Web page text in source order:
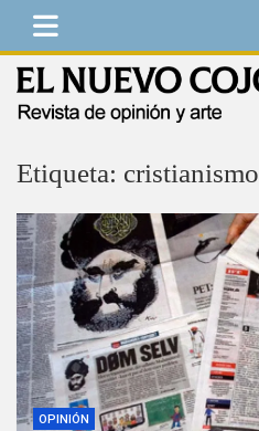
Saltar
contenido
Etiqueta: cristianismo
OPINIÓN